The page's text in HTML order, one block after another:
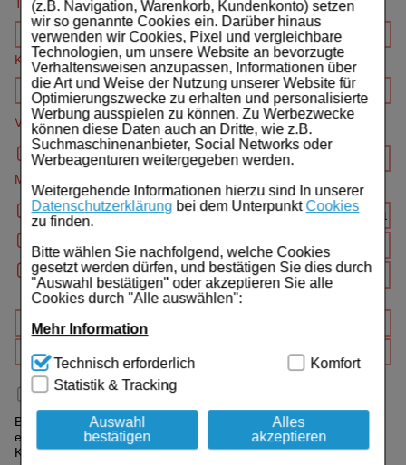
(z.B. Navigation, Warenkorb, Kundenkonto) setzen
wir so genannte Cookies ein. Darüber hinaus
verwenden wir Cookies, Pixel und vergleichbare
Technologien, um unsere Website an bevorzugte
Verhaltensweisen anzupassen, Informationen über
die Art und Weise der Nutzung unserer Website für
Optimierungszwecke zu erhalten und personalisierte
Werbung ausspielen zu können. Zu Werbezwecke
können diese Daten auch an Dritte, wie z.B.
Suchmaschinenanbieter, Social Networks oder
Werbeagenturen weitergegeben werden.
Weitergehende Informationen hierzu sind In unserer
Datenschutzerklärung bei dem UnterpunktCookies
zu finden.
Bitte wählen Sie nachfolgend, welche Cookies
gesetzt werden dürfen, und bestätigen Sie dies durch
"Auswahl bestätigen" oder akzeptieren Sie alle
Cookies durch "Alle auswählen":
Mehr Information
Technisch Notwendig:Hierbei handelt es sich um
Cookies, die für die Grundfunktionen unserer
Website notwendig sind (z.B. Navigation, Warenkorb,
Kundenkonto), weshalb auf diese nicht verzichtet
werden kann.
Komfort:Diese Cookies werden genutzt um das
Technisch erforderlich
Komfort
Statistik & Tracking
Auswahl
bestätigen
Alles
akzeptieren
Für Ihn
Für Sie
Schwangerschaft & Stillzeit
Homöopathie, Schüsslersalze & Bachblüten Original
Raucherentwöhnung
Gesundheit & Fitness
Kosmetika & Parfümerieartikel
Körperpflege
Tablettenspender & Tablettenteiler
Tierarzneimittel
Bonbons
Tee
Telefon
Kundenr.
Verordnender Arzt (Name, Ort, Telefon)
Medikamente
Ich bin zuzahlungsbefreit
Bei Medikamenten mit Aut-idem Verordnung setzen Sie bitte
einen Haken, indem Sie vor dem jeweiligen Artikel das Aut-idem
Kästchen anklicken.